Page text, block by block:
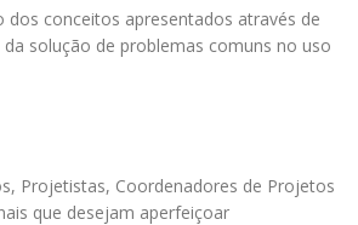
dos conceitos apresentados através de
solução de problemas comuns no uso
Projetistas, Coordenadores de Projetos
que desejam aperfeiçoar